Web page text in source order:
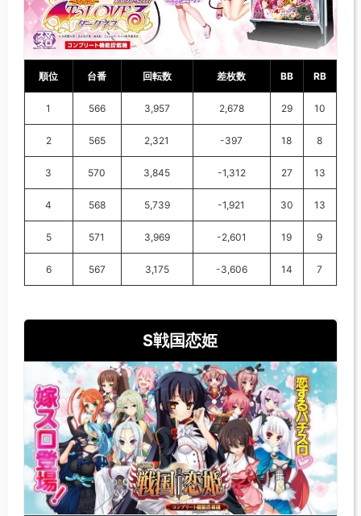
順位 台番 回転数 差枚数 BB RB
1 566 3,957 2,678 29 10
2 565 2,321 -397 18 8
3 570 3,845 -1,312 27 13
4 568 5,739 -1,921 30 13
5 571 3,969 -2,601 19 9
6 567 3,175 -3,606 14 7
S戦国恋姫